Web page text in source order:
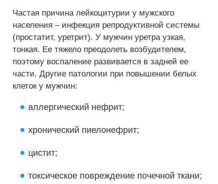
Частая причина лейкоцитурии у мужского
населения – инфекция репродуктивной системы
(простатит, уретрит). У мужчин уретра узкая,
тонкая. Ее тяжело преодолеть возбудителем,
поэтому воспаление развивается в задней ее
части. Другие патологии при повышении белых
клеток у мужчин:
аллергический нефрит;
хронический пиелонефрит;
цистит;
токсическое повреждение почечной ткани;